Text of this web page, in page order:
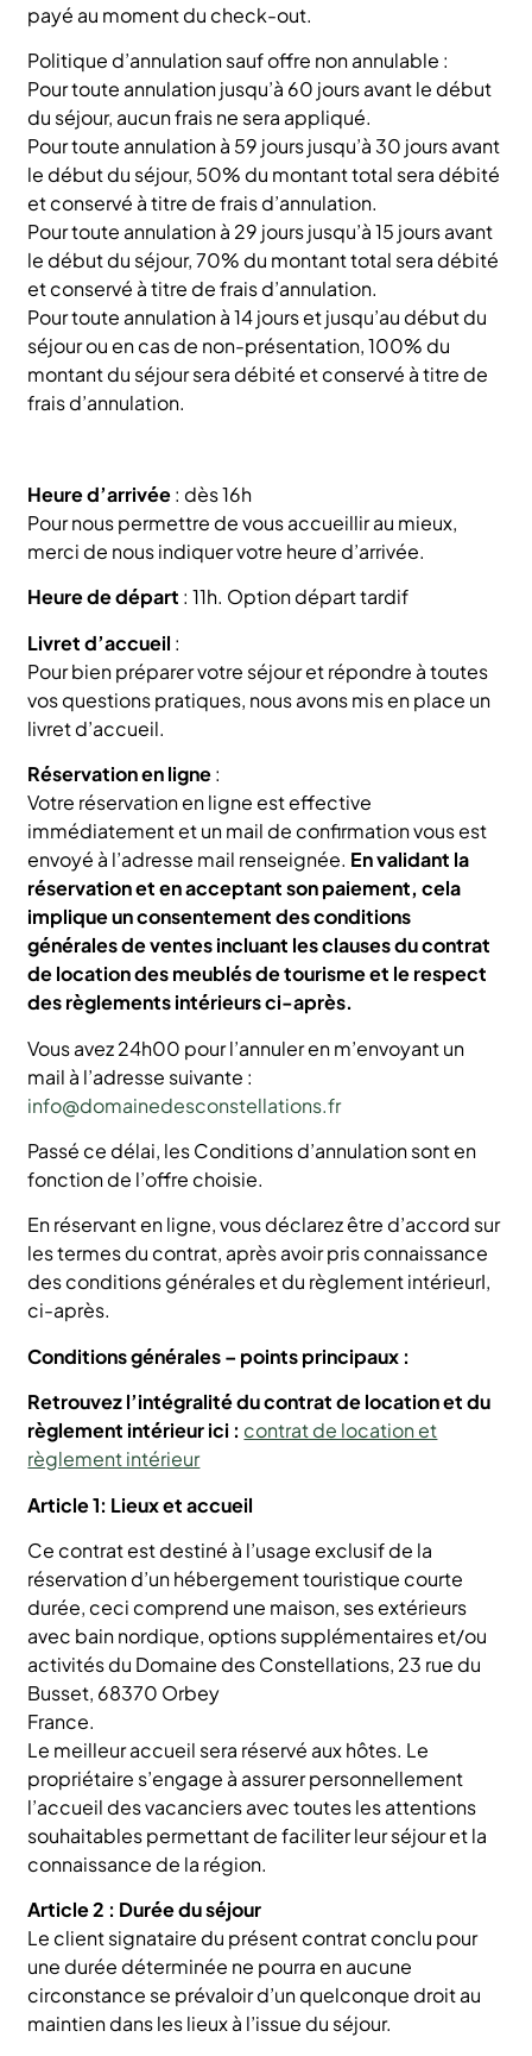
payé au moment du check-out.
Politique d’annulation sauf offre non annulable :
Pour toute annulation jusqu’à 60 jours avant le début
du séjour, aucun frais ne sera appliqué.
Pour toute annulation à 59 jours jusqu’à 30 jours avant
le début du séjour, 50% du montant total sera débité
et conservé à titre de frais d’annulation.
Pour toute annulation à 29 jours jusqu’à 15 jours avant
le début du séjour, 70% du montant total sera débité
et conservé à titre de frais d’annulation.
Pour toute annulation à 14 jours et jusqu’au début du
séjour ou en cas de non-présentation, 100% du
montant du séjour sera débité et conservé à titre de
frais d’annulation.
Heure d’arrivée: dès 16h
Pour nous permettre de vous accueillir au mieux,
merci de nous indiquer votre heure d’arrivée.
Heure de départ : 11h. Option départ tardif
Livret d’accueil :
Pour bien préparer votre séjour et répondre à toutes
vos questions pratiques, nous avons mis en place un
livret d’accueil.
Réservation en ligne:
Votre réservation en ligne est effective
immédiatement et un mail de confirmation vous est
envoyé à l’adresse mail renseignée. En validant la
réservation et en acceptant son paiement, cela
implique un consentement des conditions
générales de ventes incluant les clauses du contrat
de location des meublés de tourisme et le respect
des règlements intérieurs ci-après.
Vous avez 24h00 pour l’annuler en m’envoyant un
mail à l’adresse suivante :
info@domainedesconstellations.fr
Passé ce délai, les Conditions d’annulation sont en
fonction de l’offre choisie.
En réservant en ligne, vous déclarez être d’accord sur
les termes du contrat, après avoir pris connaissance
des conditions générales et du règlement intérieurI,
ci-après.
Conditions générales – points principaux :
Retrouvez l’intégralité du contrat de location et du
règlement intérieur ici : contrat de location et
règlement intérieur
Article 1: Lieux et accueil
Ce contrat est destiné à l’usage exclusif de la
réservation d’un hébergement touristique courte
durée, ceci comprend une maison, ses extérieurs
avec bain nordique, options supplémentaires et/ou
activités du Domaine des Constellations, 23 rue du
Busset, 68370 Orbey
France.
Le meilleur accueil sera réservé aux hôtes. Le
propriétaire s’engage à assurer personnellement
l’accueil des vacanciers avec toutes les attentions
souhaitables permettant de faciliter leur séjour et la
connaissance de la région.
Article 2 : Durée du séjour
Le client signataire du présent contrat conclu pour
une durée déterminée ne pourra en aucune
circonstance se prévaloir d’un quelconque droit au
maintien dans les lieux à l’issue du séjour.